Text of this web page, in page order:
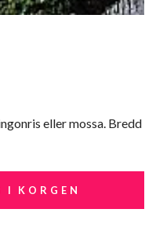
eller mossa. Bredd
I KORGEN